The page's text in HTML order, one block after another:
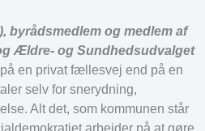
byrådsmedlem og medlem af
Ældre- og Sundhedsudvalget
på en privat fællesvej end på en
selv for snerydning,
Alt det, som kommunen står
arbejder på at gøre